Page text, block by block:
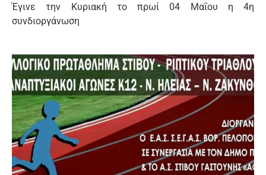
Έγινε την Κυριακή το πρωί 04 Μαΐου η 4η
συνδιοργάνωση